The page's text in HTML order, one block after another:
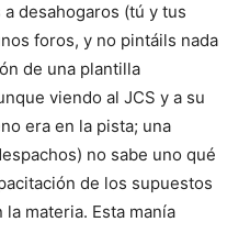
desahogaros (tú y tus
foros, y no pintáils nada
de una plantilla
viendo al JCS y a su
era en la pista; una
no sabe uno qué
de los supuestos
la materia. Esta manía